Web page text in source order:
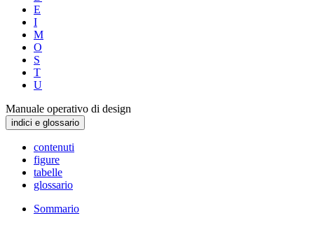
E
I
M
O
S
T
U
Manuale operativo di design
indici e glossario
contenuti
figure
tabelle
glossario
Sommario